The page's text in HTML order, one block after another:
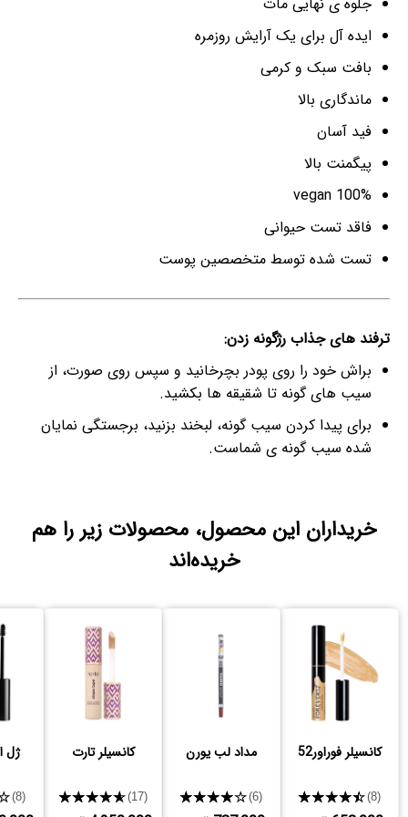
ایده آل برای یک آرایش روزمره
بافت سبک و کرمی
ماندگاری بالا
فید آسان
پیگمنت بالا
100% vegan
فاقد تست حیوانی
تست شده توسط متخصصین پوست
ترفند های جذاب رژگونه زدن:
براش خود را روی پودر بچرخانید و سپس روی صورت، از
سیب های گونه تا شقیقه ها بکشید.
برای پیدا کردن سیب گونه، لبخند بزنید، برجستگی نمایان
شده سیب گونه ی شماست.
خریداران این محصول، محصولات زیر را هم
خریده‌اند
کانسیلر فوراور52
★★★★★(8)
مداد لب یورن
★★★★★(6)
کانسیلر تارت
★★★★★(17)
ژل
(8)